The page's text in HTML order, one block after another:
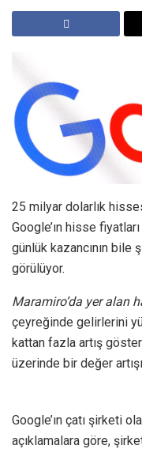
25 milyar dolarlık
Google’ın hisse
günlük kazancının bile
görülüyor.
Maramiro’da yer alan
çeyreğinde gelirlerini
kattan fazla artış
üzerinde bir değer
Google’ın çatı şirketi
açıklamalara göre,